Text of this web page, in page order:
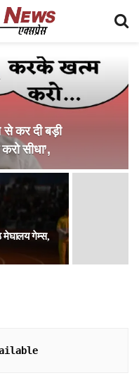
से कर दी बड़ी
सीधा’,
मेघालय गेम्स,